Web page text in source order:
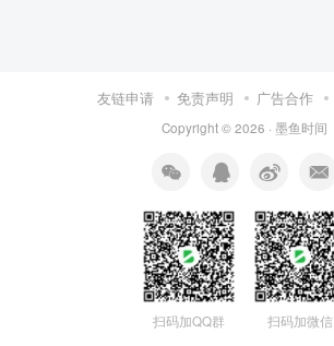
友链申请 免责声明 广告合作
Copyright © 2026 · 墨鱼时间
扫码加QQ群 扫码加微信